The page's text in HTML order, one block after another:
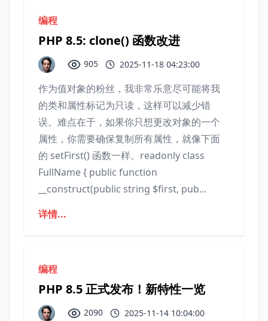
编程
PHP 8.5: clone() 函数改进
905 2025-11-18 04:23:00
作为值对象的粉丝，我非常乐意尽可能将我
的类和属性标记为只读，这样可以减少错
误。难点在于，如果你只想更改对象的一个​​
属性，你需要确保复制所有属性，就像下面
的 setFirst() 函数一样。readonly class
FullName { public function
__construct(public string $first, pub...
详情...
编程
PHP 8.5 正式发布！新特性一览
2090 2025-11-14 10:04:00